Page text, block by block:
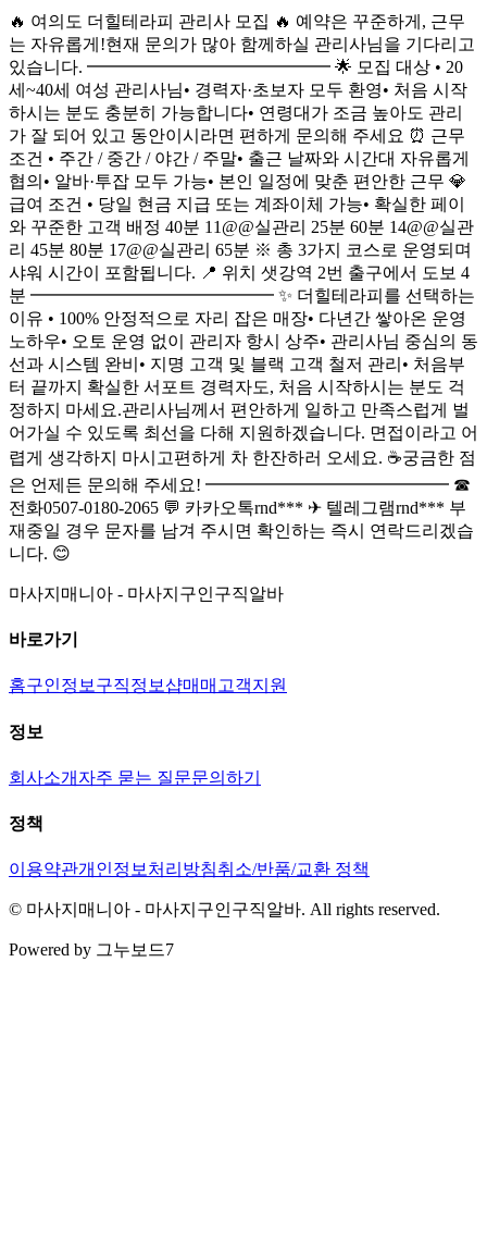
🔥 여의도 더힐테라피 관리사 모집 🔥 예약은 꾸준하게, 근무
는 자유롭게!현재 문의가 많아 함께하실 관리사님을 기다리고
있습니다. ━━━━━━━━━━━━━━ 🌟 모집 대상 • 20
세~40세 여성 관리사님• 경력자·초보자 모두 환영• 처음 시작
하시는 분도 충분히 가능합니다• 연령대가 조금 높아도 관리
가 잘 되어 있고 동안이시라면 편하게 문의해 주세요 ⏰ 근무
조건 • 주간 / 중간 / 야간 / 주말• 출근 날짜와 시간대 자유롭게
협의• 알바·투잡 모두 가능• 본인 일정에 맞춘 편안한 근무 💎
급여 조건 • 당일 현금 지급 또는 계좌이체 가능• 확실한 페이
와 꾸준한 고객 배정 40분 11@@실관리 25분 60분 14@@실관
리 45분 80분 17@@실관리 65분 ※ 총 3가지 코스로 운영되며
샤워 시간이 포함됩니다. 📍 위치 샛강역 2번 출구에서 도보 4
분 ━━━━━━━━━━━━━━ ✨ 더힐테라피를 선택하는
이유 • 100% 안정적으로 자리 잡은 매장• 다년간 쌓아온 운영
노하우• 오토 운영 없이 관리자 항시 상주• 관리사님 중심의 동
선과 시스템 완비• 지명 고객 및 블랙 고객 철저 관리• 처음부
터 끝까지 확실한 서포트 경력자도, 처음 시작하시는 분도 걱
정하지 마세요.관리사님께서 편안하게 일하고 만족스럽게 벌
어가실 수 있도록 최선을 다해 지원하겠습니다. 면접이라고 어
렵게 생각하지 마시고편하게 차 한잔하러 오세요. ☕궁금한 점
은 언제든 문의해 주세요! ━━━━━━━━━━━━━━ ☎
전화0507-0180-2065 💬 카카오톡rnd*** ✈ 텔레그램rnd*** 부
재중일 경우 문자를 남겨 주시면 확인하는 즉시 연락드리겠습
니다. 😊
마사지매니아 - 마사지구인구직알바
바로가기
홈구인정보 구직정보샵매매 고객지원
정보
회사소개 자주 묻는 질문문의하기
정책
이용약관개인정보처리방침취소/반품/교환 정책
© 마사지매니아 - 마사지구인구직알바. All rights reserved.
Powered by 그누보드7